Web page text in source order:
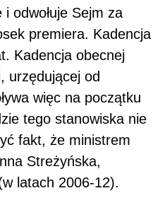
i odwołuje Sejm za
premiera. Kadencja
Kadencja obecnej
urzędującej od
więc na początku
tego stanowiska nie
fakt, że ministrem
Streżyńska,
latach 2006-12).